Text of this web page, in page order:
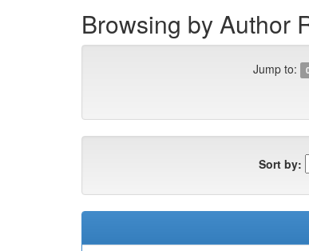
Browsing by Author
Jump to:
Sort by: